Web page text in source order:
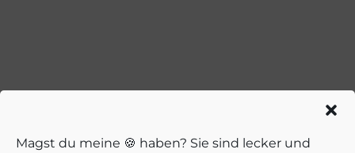
Magst du meine 🍪 haben? Sie sind lecker und